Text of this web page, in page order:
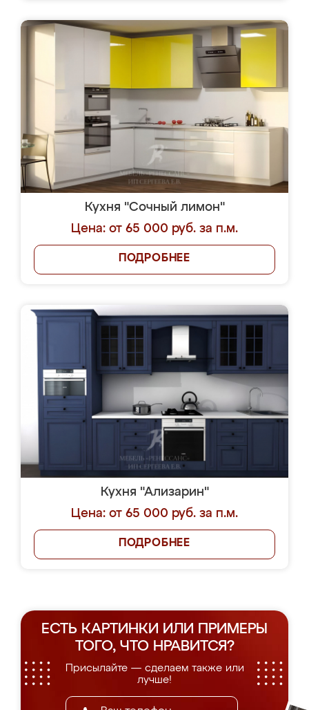
Кухня "Сочный лимон"
Цена: от 65 000 руб. за п.м.
ПОДРОБНЕЕ
Кухня "Ализарин"
Цена: от 65 000 руб. за п.м.
ПОДРОБНЕЕ
ЕСТЬ КАРТИНКИ ИЛИ ПРИМЕРЫ
ТОГО, ЧТО НРАВИТСЯ?
Присылайте — сделаем также или
лучше!